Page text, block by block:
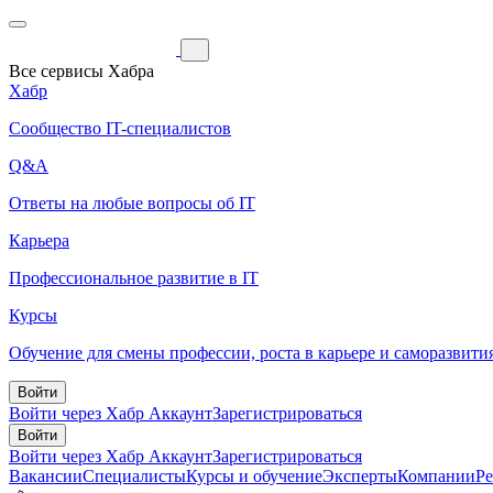
Все сервисы Хабра
Хабр
Сообщество IT-специалистов
Q&A
Ответы на любые вопросы об IT
Карьера
Профессиональное развитие в IT
Курсы
Обучение для смены профессии, роста в карьере и
Войти
Войти через Хабр АккаунтЗарегистрироваться
Войти
Войти через Хабр АккаунтЗарегистрироваться
ВакансииСпециалистыКурсы и обучениеЭкспертыКомпании